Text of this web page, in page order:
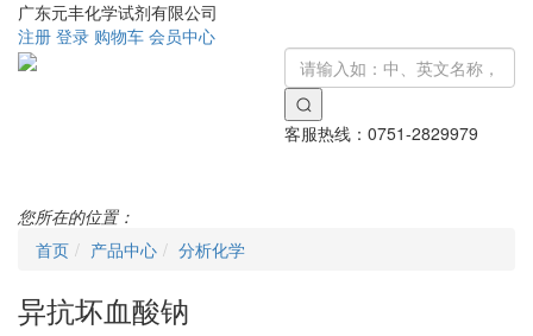
广东元丰化学试剂有限公司
注册 登录 购物车 会员中心
客服热线： 0751-2829979
您所在的位置：
首页
产品中心 分析化学
异抗坏血酸钠